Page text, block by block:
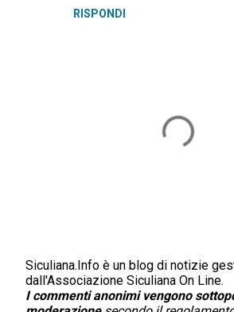
RISPONDI
P
o
s
Siculiana.Info è un blog di notizie
dall'Associazione Siculiana On Line.
I commenti anonimi vengono